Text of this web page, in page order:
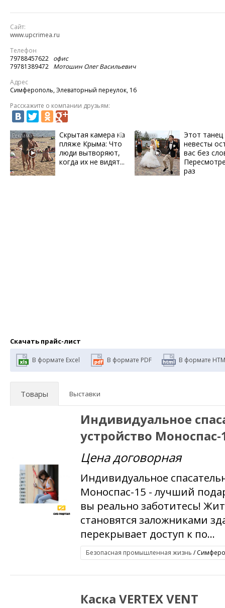
Сайт:
www.upcrimea.ru
Телефон
79788457622 офис
79781389472 Мотошин Олег Васильевич
Адрес
Симферополь, Элеваторный переулок, 16
Расскажите о компании друзьям:
i
Скрытая камера на
пляже Крыма: Что
люди вытворяют,
когда их не видят...
Этот танец
невесты
вас без
раз
Скачать прайс-лист
В формате Excel В формате PDF В формате
Товары Выставки
Индивидуальное
устройство Моноспас-
Цена договорная
Индивидуальное
Моноспас-15 - лучший
вы реально заботитесь!
становятся заложниками
перекрывает доступ к по...
Безопасная промышленная жизнь /
Каска VERTEX VENT